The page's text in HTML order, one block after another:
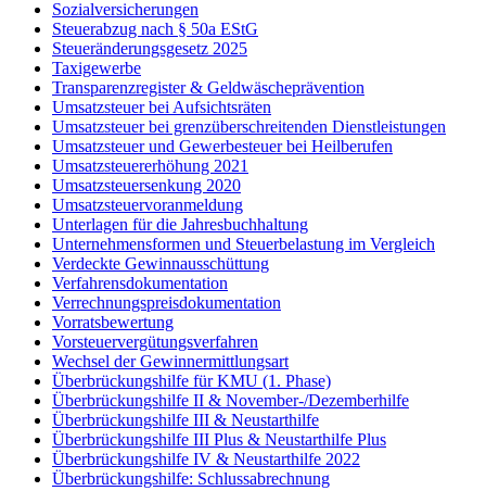
Sozialversicherungen
Steuerabzug nach § 50a EStG
Steueränderungsgesetz 2025
Taxigewerbe
Transparenzregister & Geldwäscheprävention
Umsatzsteuer bei Aufsichtsräten
Umsatzsteuer bei grenzüberschreitenden Dienstleistungen
Umsatzsteuer und Gewerbesteuer bei Heilberufen
Umsatzsteuererhöhung 2021
Umsatzsteuersenkung 2020
Umsatzsteuervoranmeldung
Unterlagen für die Jahresbuchhaltung
Unternehmensformen und Steuerbelastung im Vergleich
Verdeckte Gewinnausschüttung
Verfahrensdokumentation
Verrechnungspreisdokumentation
Vorratsbewertung
Vorsteuervergütungsverfahren
Wechsel der Gewinnermittlungsart
Überbrückungshilfe für KMU (1. Phase)
Überbrückungshilfe II & November-/Dezemberhilfe
Überbrückungshilfe III & Neustarthilfe
Überbrückungshilfe III Plus & Neustarthilfe Plus
Überbrückungshilfe IV & Neustarthilfe 2022
Überbrückungshilfe: Schlussabrechnung